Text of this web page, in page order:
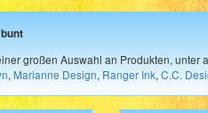
großen Auswahl an Produkten, unter
, Marianne Design, Ranger Ink, C.C.